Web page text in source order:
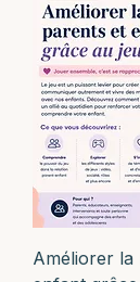
Améliorer